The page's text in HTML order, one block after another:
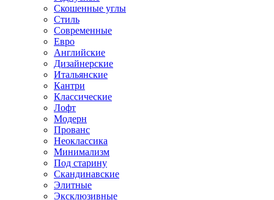
Скошенные углы
Стиль
Современные
Евро
Английские
Дизайнерские
Итальянские
Кантри
Классические
Лофт
Модерн
Прованс
Неоклассика
Минимализм
Под старину
Скандинавские
Элитные
Эксклюзивные